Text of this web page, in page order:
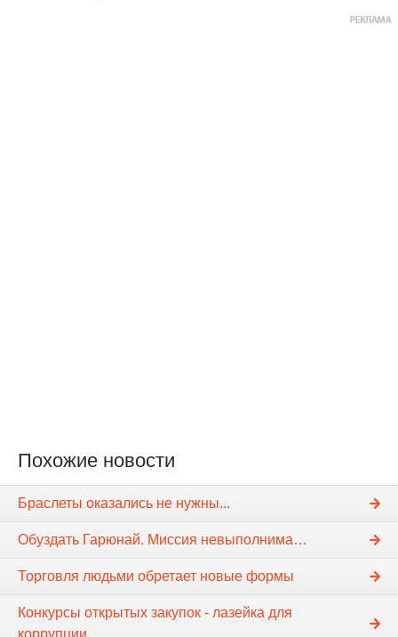
Похожие новости
Браслеты оказались не нужны...
Обуздать Гарюнай. Миссия невыполнима…
Торговля людьми обретает новые формы
Конкурсы открытых закупок - лазейка для
коррупции